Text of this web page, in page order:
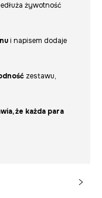
żywotność
i napisem dodaje
zestawu,
że każda para